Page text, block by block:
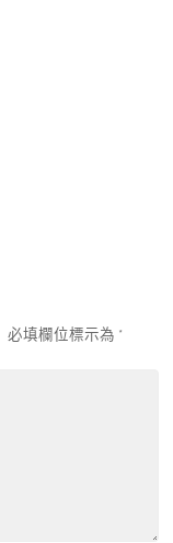
必填欄位標示為 *